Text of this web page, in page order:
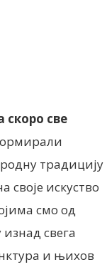
скоро све
традицију
своје искуство
смо од
свега
и њихов